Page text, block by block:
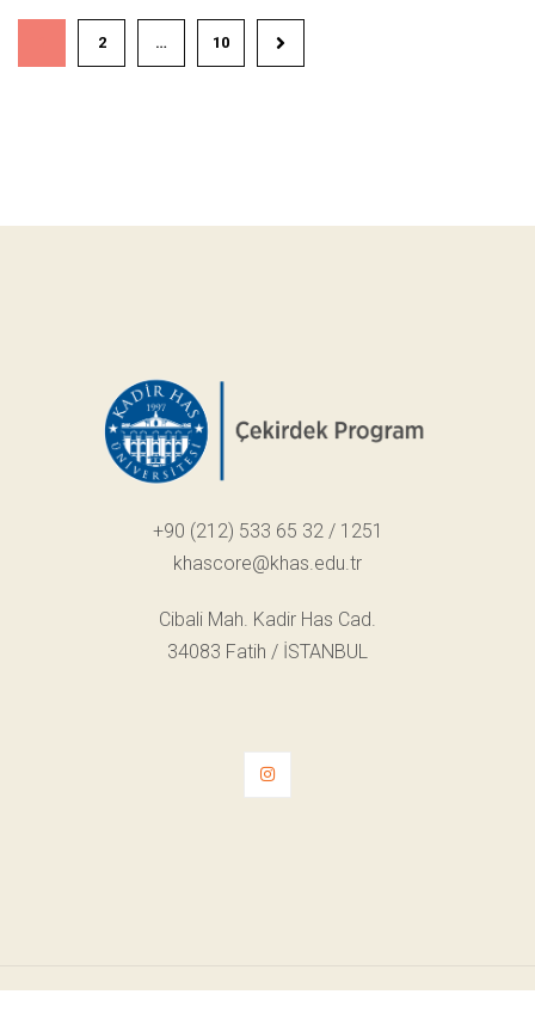
2 … 10
+90 (212) 533 65 32 / 1251
khascore@khas.edu.tr
Cibali Mah. Kadir Has Cad.
34083 Fatih / İSTANBUL